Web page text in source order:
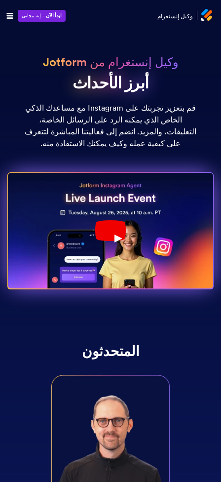
وكيل إنستغرام ابدأ الآن - إنه مجاني
وكيل إنستغرام من Jotform
أبرز الأحداث
أبرز الأحداث
قم بتعزيز تجربتك على Instagram مع مساعدك الذكي
الخاص الذي يمكنه الرد على الرسائل الخاصة،
التعليقات، والمزيد. انضم إلى فعاليتنا المباشرة لتتعرف
على كيفية عمله وكيف يمكنك الاستفادة منه.
Play YouTube Video
المتحدثون